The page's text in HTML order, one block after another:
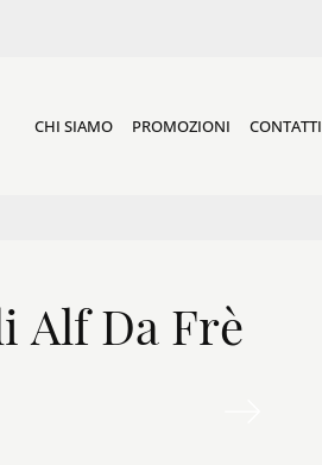
CHI SIAMO PROMOZIONI CONTATTI
Alf Da Frè